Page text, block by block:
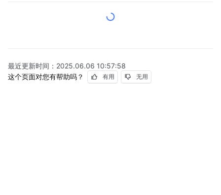
最近更新时间： 2025.06.06 10:57:58
这个页面对您有帮助吗？
有用 无用